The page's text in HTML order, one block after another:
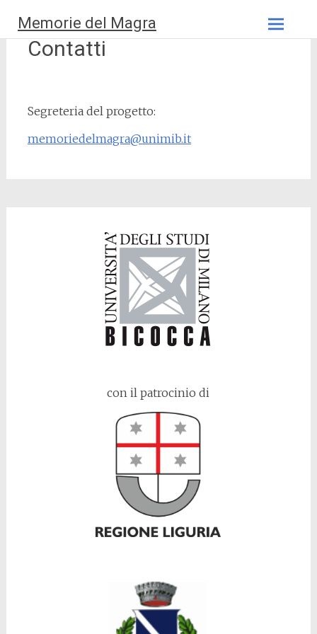
contenuto
Memorie del Magra
Contatti
Segreteria del progetto:
memoriedelmagra@unimib.it
con il patrocinio di